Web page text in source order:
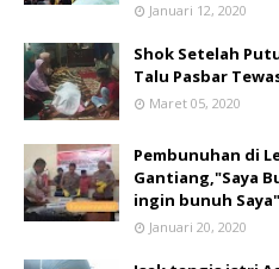
Januari 12, 2020
Shok Setelah
Talu Pasbar
Maret 05, 2020
Pembunuhan di
Gantiang,"Saya
ingin bunuh Saya"
Januari 20, 2020